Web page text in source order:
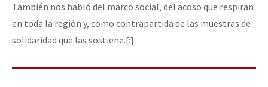
También nos habló del marco social, del acoso que respiran
en toda la región y, como contrapartida de las muestras de
solidaridad que las sostiene.[:]